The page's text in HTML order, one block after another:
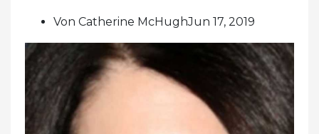
Von Catherine McHughJun 17, 2019